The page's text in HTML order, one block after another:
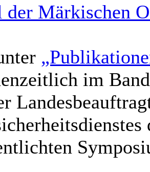
Märkischen
im